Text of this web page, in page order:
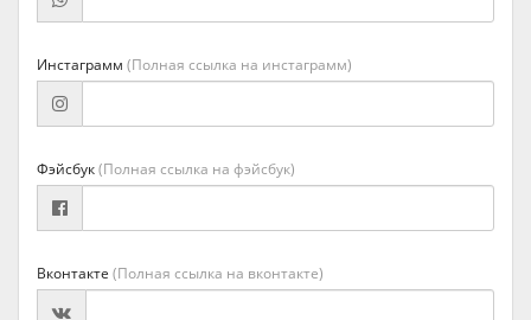
Инстаграмм (Полная ссылка на инстаграмм)
Фэйсбук(Полная ссылка на фэйсбук)
Вконтакте (Полная ссылка на вконтакте)